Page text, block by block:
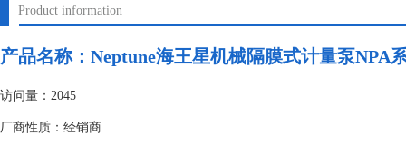
Product information
产品名称： Neptune海王星机械隔膜式计量泵NPA
访问量：2045
厂商性质：经销商